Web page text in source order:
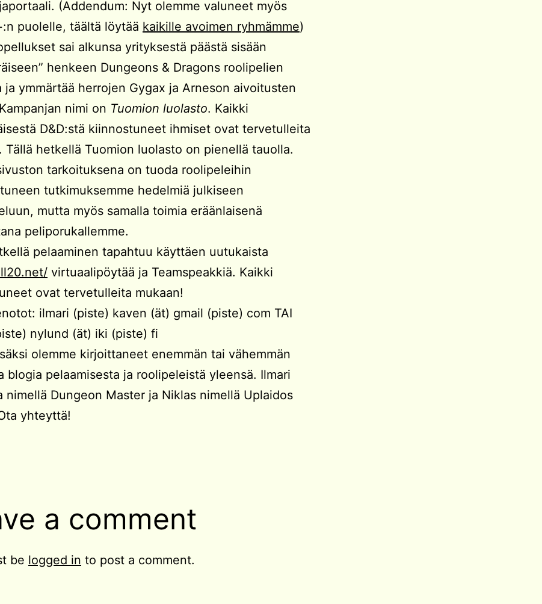
(Addendum: Nyt olemme valuneet myös
puolelle, täältä löytää kaikille avoimen ryhmämme)
sai alkunsa yrityksestä päästä sisään
henkeen Dungeons & Dragons roolipelien
ja ymmärtää herrojen Gygax ja Arneson aivoitusten
nimi on Tuomion luolasto. Kaikki
D&D:stä kiinnostuneet ihmiset ovat tervetulleita
Tällä hetkellä Tuomion luolasto on pienellä tauolla.
tarkoituksena on tuoda roolipeleihin
tutkimuksemme hedelmiä julkiseen
mutta myös samalla toimia eräänlaisenä
peliporukallemme.
pelaaminen tapahtuu käyttäen uutukaista
virtuaalipöytää ja Teamspeakkiä. Kaikki
ovat tervetulleita mukaan!
ilmari (piste) kaven (ät) gmail (piste) com TAI
nylund (ät) iki (piste) fi
olemme kirjoittaneet enemmän tai vähemmän
blogia pelaamisesta ja roolipeleistä yleensä. Ilmari
nimellä Dungeon Master ja Niklas nimellä Uplaidos
yhteyttä!
a comment
be logged in to post a comment.